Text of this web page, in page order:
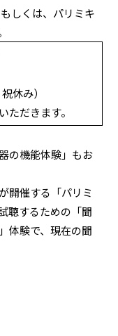
しくは、パリミキ
休み）
だきます。
の機能体験」もお
開催する「パリミ
聴するための「聞
体験で、現在の聞